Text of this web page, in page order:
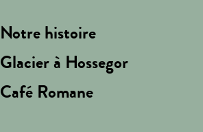
Notre histoire
Glacier à Hossegor
Café Romane